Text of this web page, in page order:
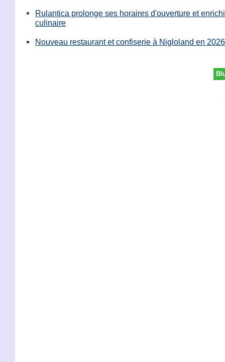
Rulantica prolonge ses horaires d'ouverture et
culinaire
Nouveau restaurant et confiserie à Nigloland en 2026